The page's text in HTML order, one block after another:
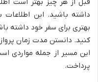
داشته باشید. این
بهتری برای سفر خود داشته
کنید. دانستن مدت زمان
این مسیر از جمله مواردی
پرداخت.